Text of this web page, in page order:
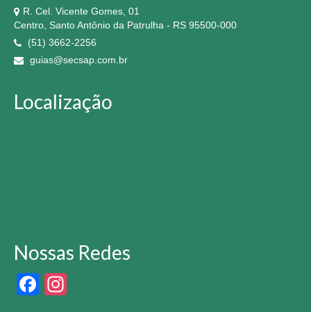
R. Cel. Vicente Gomes, 01
Centro, Santo Antônio da Patrulha - RS 95500-000
(51) 3662-2256
guias@secsap.com.br
Localização
Nossas Redes
Facebook